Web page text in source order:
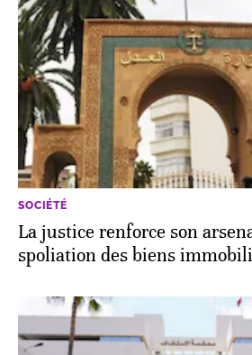
SOCIÉTÉ
La justice renforce son
spoliation des biens